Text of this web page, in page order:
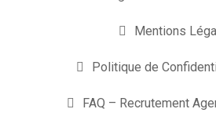
Mentions
Politique de
FAQ – Recrutement